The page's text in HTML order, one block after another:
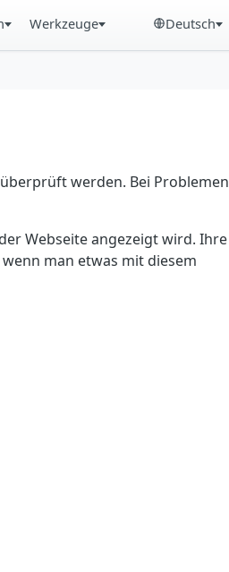
Werkzeuge Deutsch
werden. Bei Problemen
Webseite angezeigt wird. Ihre
man etwas mit diesem